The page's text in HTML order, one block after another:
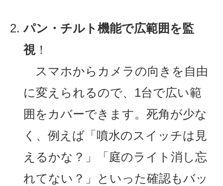
パン・チルト機能で広範囲を監
視！
スマホからカメラの向きを自由
に変えられるので、1台で広い範
囲をカバーできます。死角が少な
く、例えば「噴水のスイッチは見
えるかな？」「庭のライト消し忘
れてない？」といった確認もバッ